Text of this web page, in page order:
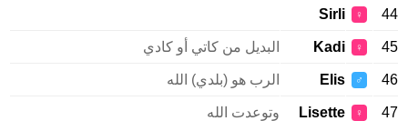
44
♀
Sirli
45
♀
Kadi البديل من كاتي أو كادي
46
♂
Elis الرب هو (بلدي) الله
47
♀
Lisette وتوعدت الله